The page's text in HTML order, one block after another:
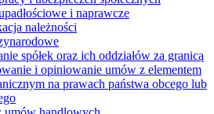
i naprawcze
należności
spółek oraz ich oddziałów za granicą
i opiniowanie umów z elementem
na prawach państwa obcego lub